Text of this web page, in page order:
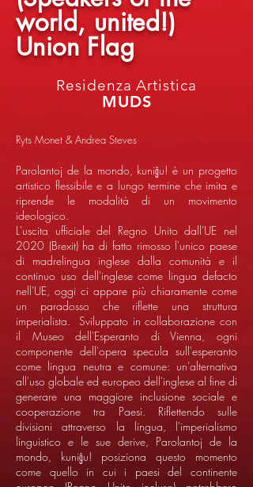
world, united!)
Union Flag
MUDS
Residenza Artistica
Ryts Monet & Andrea Steves
Parolantoj de la mondo, kuniĝu! è un progetto
artistico flessibile e a lungo termine che imita e
riprende le modalità di un movimento
ideologico.
L'uscita ufficiale del Regno Unito dall'UE nel
2020 (Brexit) ha di fatto rimosso l'unico paese
di madrelingua inglese dalla comunità e il
continuo uso dell'inglese come lingua defacto
nell'UE, oggi ci appare più chiaramente come
un paradosso che riflette una struttura
imperialista. Sviluppato in collaborazione con
il Museo dell'Esperanto di Vienna, ogni
componente dell'opera specula sull'esperanto
come lingua neutra e comune: un'alternativa
all'uso globale ed europeo dell'inglese al fine di
generare una maggiore inclusione sociale e
cooperazione tra Paesi. Riflettendo sulle
divisioni attraverso la lingua, l'imperialismo
linguistico e le sue derive, Parolantoj de la
mondo, kuniĝu! posiziona questo momento
come quello in cui i paesi del continente